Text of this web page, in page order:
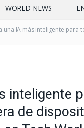
WORLD NEWS
una IA más inteligente para
inteligente
de